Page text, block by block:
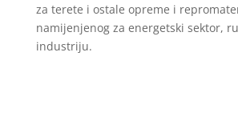
za terete i ostale opreme i
namijenjenog za energetski sektor,
industriju.